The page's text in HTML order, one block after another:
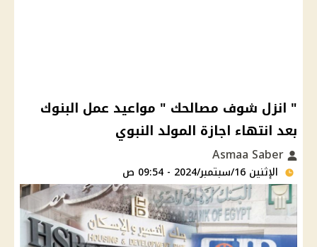
" انزل شوف مصالحك " مواعيد عمل البنوك
بعد انتهاء اجازة المولد النبوي
الإثنين 16/سبتمبر/2024 - 09:54 ص